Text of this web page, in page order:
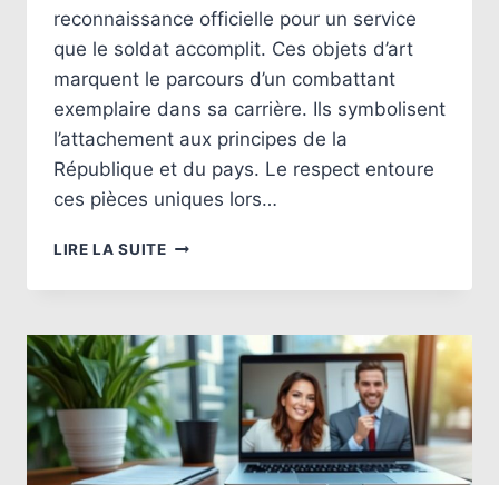
reconnaissance officielle pour un service
que le soldat accomplit. Ces objets d’art
marquent le parcours d’un combattant
exemplaire dans sa carrière. Ils symbolisent
l’attachement aux principes de la
République et du pays. Le respect entoure
ces pièces uniques lors…
LIRE LA SUITELE
DES
AU
SEIN
ARMÉES
FRANÇAISES